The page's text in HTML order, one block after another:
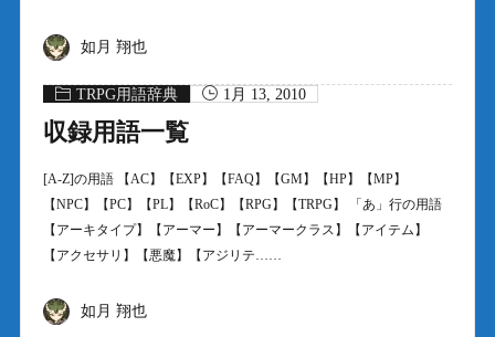
如月 翔也
TRPG用語辞典 1月 13, 2010
収録用語一覧
[A-Z]の用語 【AC】【EXP】【FAQ】【GM】【HP】【MP】
【NPC】【PC】【PL】【RoC】【RPG】【TRPG】 「あ」行の用語
【アーキタイプ】【アーマー】【アーマークラス】【アイテム】
【アクセサリ】【悪魔】【アジリテ……
如月 翔也